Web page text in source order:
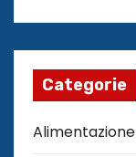
Categorie
Alimentazione